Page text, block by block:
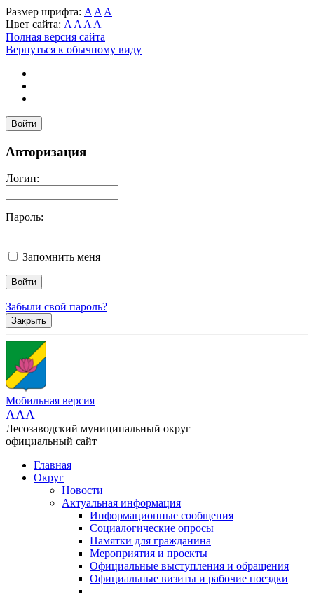
Размер шрифта: A A A
Цвет сайта: A A A A
Полная версия сайта
Вернуться к обычному виду
Войти
Авторизация
Логин:
Пароль:
Запомнить меня
Забыли свой пароль?
Закрыть
Мобильная версия
AAA
Лесозаводский муниципальный округ
официальный сайт
Главная
Округ
Новости
Актуальная информация
Информационные сообщения
Социалогические опросы
Памятки для гражданина
Мероприятия и проекты
Официальные выступления и обращения
Официальные визиты и рабочие поездки